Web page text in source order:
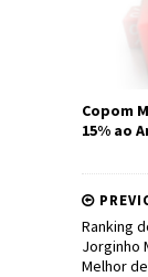
Copom
15% ao
Ranking
Jorginho
Melhor